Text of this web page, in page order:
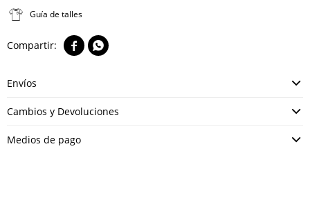
Guía de talles
 
Envíos
Cambios y Devoluciones
Medios de pago